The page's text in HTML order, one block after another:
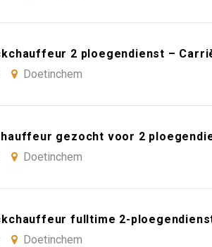
2 ploegendienst –
Doetinchem
gezocht voor 2
Doetinchem
fulltime 2-
Doetinchem